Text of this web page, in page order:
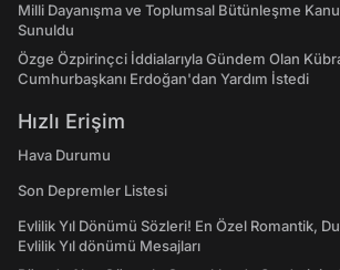
Milli Dayanışma ve Toplumsal Bütünleşme
Sunuldu
Özge Özpirinçci İddialarıyla Gündem Olan
Cumhurbaşkanı Erdoğan'dan Yardım İstedi
Hızlı Erişim
Hava Durumu
Son Depremler Listesi
Evlilik Yıl Dönümü Sözleri! En Özel Romantik,
Evlilik Yıl dönümü Mesajları